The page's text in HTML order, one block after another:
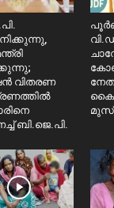
വിതരണ
ബി.ജെ.പി.